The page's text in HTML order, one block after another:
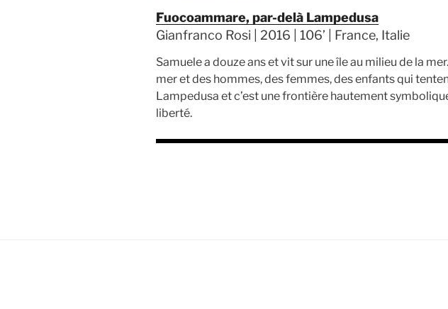
Fuocoammare, par-delà Lampedusa
Gianfranco Rosi | 2016 | 106’ | France, Italie
Samuele a douze ans et vit sur une île au milieu de la mer.
mer et des hommes, des femmes, des enfants qui
Lampedusa et c’est une frontière hautement
liberté.